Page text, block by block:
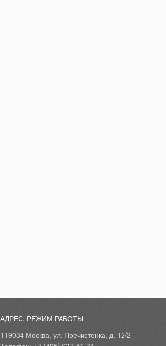
АДРЕС, РЕЖИМ РАБОТЫ
119034 Москва, ул. Пречистенка, д. 12/2